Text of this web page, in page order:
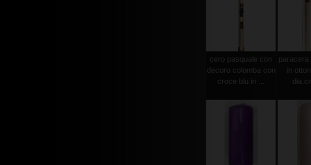
cero pasquale con
decoro colomba con
croce blu in ...
in